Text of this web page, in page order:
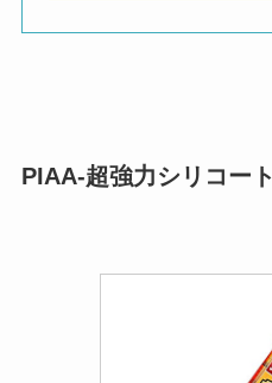
PIAA-超強力シリコート